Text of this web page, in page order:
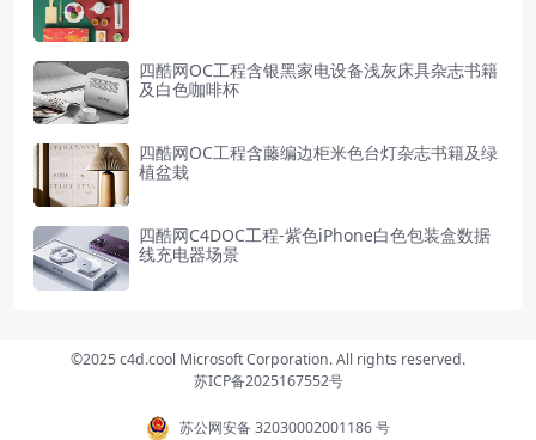
四酷网OC工程含银黑家电设备浅灰床具杂志书籍
及白色咖啡杯
四酷网OC工程含藤编边柜米色台灯杂志书籍及绿
植盆栽
四酷网C4DOC工程-紫色iPhone白色包装盒数据
线充电器场景
©2025 c4d.cool Microsoft Corporation. All rights reserved.
苏ICP备2025167552号
苏公网安备 32030002001186 号